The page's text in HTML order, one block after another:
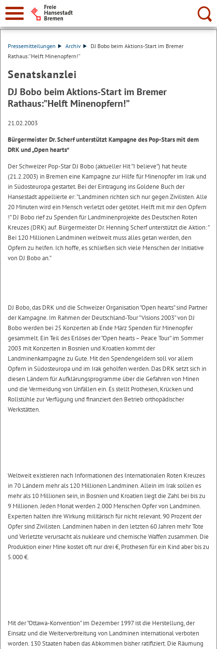
Suche:
Pressemitteilungen Archiv
DJ Bobo beim Aktions-Start im Bremer
Rathaus:”Helft Minenopfern!”
Senatskanzlei
DJ Bobo beim Aktions-Start im Bremer
Rathaus:”Helft Minenopfern!”
21.02.2003
Bürgermeister Dr. Scherf unterstützt Kampagne des Pop-Stars mit dem
DRK und „Open hearts“
Der Schweizer Pop-Star DJ Bobo (aktueller Hit ”I believe”) hat heute
(21.2.2003) in Bremen eine Kampagne zur Hilfe für Minenopfer im Irak und
in Südosteuropa gestartet. Bei der Eintragung ins Goldene Buch der
Hansestadt appellierte er: ”Landminen richten sich nur gegen Zivilisten. Alle
20 Minuten wird ein Mensch verletzt oder getötet. Helft mit mir den Opfern
!” DJ Bobo rief zu Spenden für Landminenprojekte des Deutschen Roten
Kreuzes (DRK) auf. Bürgermeister Dr. Henning Scherf unterstützt die Aktion: ”
Bei 120 Millionen Landminen weltweit muss alles getan werden, den
Opfern zu helfen. Ich hoffe, es schließen sich viele Menschen der Initiative
von DJ Bobo an.”
DJ Bobo, das DRK und die Schweizer Organisation ”Open hearts” sind Partner
der Kampagne. Im Rahmen der Deutschland-Tour ”Visions 2003” von DJ
Bobo werden bei 25 Konzerten ab Ende März Spenden für Minenopfer
gesammelt. Ein Teil des Erlöses der ”Open hearts – Peace Tour” im Sommer
2003 mit Konzerten in Bosnien und Kroatien kommt der
Landminenkampagne zu Gute. Mit den Spendengeldern soll vor allem
Opfern in Südosteuropa und im Irak geholfen werden. Das DRK setzt sich in
diesen Ländern für Aufklärungsprogramme über die Gefahren von Minen
und die Vermeidung von Unfällen ein. Es stellt Prothesen, Krücken und
Rollstühle zur Verfügung und finanziert den Betrieb orthopädischer
Werkstätten.
Weltweit existieren nach Informationen des Internationalen Roten Kreuzes
in 70 Ländern mehr als 120 Millionen Landminen. Allein im Irak sollen es
mehr als 10 Millionen sein, in Bosnien und Kroatien liegt die Zahl bei bis zu
9 Millionen. Jeden Monat werden 2.000 Menschen Opfer von Landminen.
Experten halten ihre Wirkung militärisch für nicht relevant. 90 Prozent der
Opfer sind Zivilisten. Landminen haben in den letzten 60 Jahren mehr Tote
und Verletzte verursacht als nukleare und chemische Waffen zusammen. Die
Produktion einer Mine kostet oft nur drei €, Prothesen für ein Kind aber bis zu
5.000 €.
Mit der ”Ottawa-Konvention” im Dezember 1997 ist die Herstellung, der
Einsatz und die Weiterverbreitung von Landminen international verboten
worden. 130 Staaten haben das Abkommen bisher ratifiziert. Die Räumung